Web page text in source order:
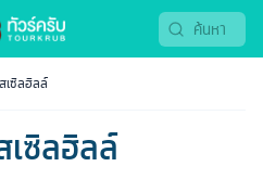
เซิลฮิลล์
เซิลฮิลล์